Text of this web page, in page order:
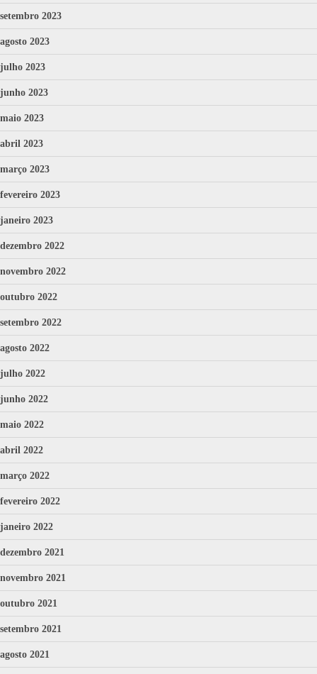
setembro 2023
agosto 2023
julho 2023
junho 2023
maio 2023
abril 2023
março 2023
fevereiro 2023
janeiro 2023
dezembro 2022
novembro 2022
outubro 2022
setembro 2022
agosto 2022
julho 2022
junho 2022
maio 2022
abril 2022
março 2022
fevereiro 2022
janeiro 2022
dezembro 2021
novembro 2021
outubro 2021
setembro 2021
agosto 2021